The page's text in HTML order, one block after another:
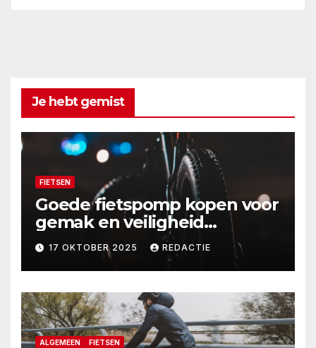
Je hebt gemist
FIETSEN
Goede fietspomp kopen voor
gemak en veiligheid
onderweg
17 OKTOBER 2025 REDACTIE
ALGEMEEN FIETSEN